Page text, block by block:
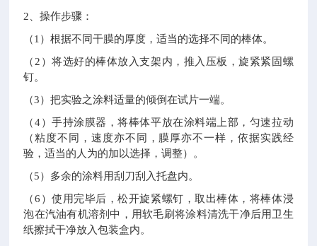
2 、操作步骤：
（1 ）根据不同干膜的厚度，适当的选择不同的棒体。
（ 2 ）将选好的棒体放入支架内，推入压板，旋紧紧固螺
钉。
（3）把实验之涂料适量的倾倒在试片一端。
（4）手持涂膜器，将棒体平放在涂料端上部，匀速拉动
（粘度不同，速度亦不同，膜厚亦不一样，依据实践经
验，适当的人为的加以选择，调整）。
（5）多余的涂料用刮刀刮入托盘内。
（6 ）使用完毕后，松开旋紧螺钉，取出棒体，将棒体浸
泡在汽油有机溶剂中，用软毛刷将涂料清洗干净后用卫生
纸擦拭干净放入包装盒内。